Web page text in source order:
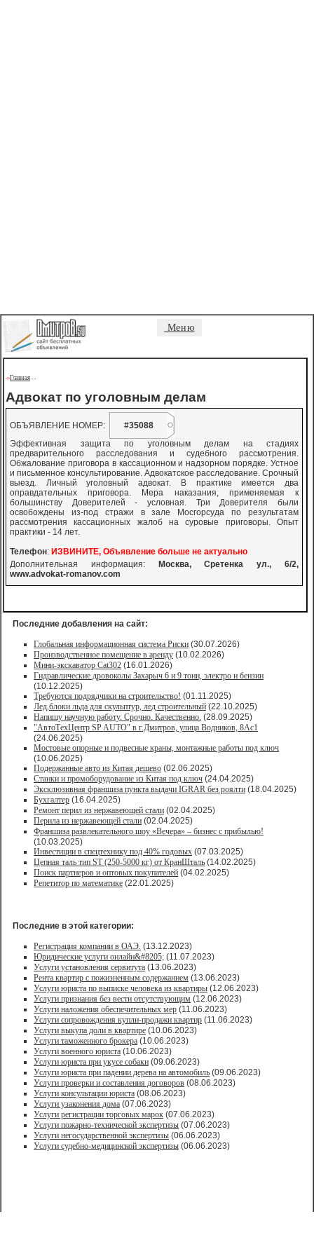
Меню
->Главная - -
Адвокат по уголовным делам
ОБЪЯВЛЕНИЕ НОМЕР:
#35088
Эффективная защита по уголовным делам на стадиях
предварительного расследования и судебного рассмотрения.
Обжалование приговора в кассационном и надзорном порядке. Устное
и письменное консультирование. Адвокатское расследование. Срочный
выезд. Личный уголовный адвокат. В практике имеется два
оправдательных приговора. Мера наказания, применяемая к
большинству Доверителей - условная. Три Доверителя были
освобождены из-под стражи в зале Мосгорсуда по результатам
рассмотрения кассационных жалоб на суровые приговоры. Опыт
практики - 14 лет.
Телефон: ИЗВИНИТЕ, Объявление больше не актуально
Дополнительная информация:
Москва, Сретенка ул., 6/2,
www.advokat-romanov.com
Последние добавления на сайт:
Глобальная информационная система Риски (30.07.2026)
Производственное помещение в аренду (10.02.2026)
Мини-экскаватор Cat302 (16.01.2026)
Гидравлические дровоколы Захарыч 6 и 9 тонн, электро и бензин
(10.12.2025)
Требуются подрядчики на строительство! (01.11.2025)
Лед,блоки льда для скульптур, лед строительный (22.10.2025)
Напишу научную работу. Срочно. Качественно. (28.09.2025)
"АвтоТехЦентр SP AUTO" в г.Дмитров, улица Водников, 8Ас1
(24.06.2025)
Мостовые опорные и подвесные краны, монтажные работы под ключ
(10.06.2025)
Подержанные авто из Китая дешево (02.06.2025)
Станки и промоборудование из Китая под ключ (24.04.2025)
Эксклюзивная франшиза пункта выдачи IGRAR без роялти (18.04.2025)
Бухгалтер (16.04.2025)
Ремонт перил из нержавеющей стали (02.04.2025)
Перила из нержавеющей стали (02.04.2025)
Франшиза развлекательного шоу «Вечера» – бизнес с прибылью!
(10.03.2025)
Инвестиции в спецтехнику под 40% годовых (07.03.2025)
Цепная таль тип ST (250-5000 кг) от КранШталь (14.02.2025)
Поиск партнеров и оптовых покупателей (04.02.2025)
Репетитор по математике (22.01.2025)
Последние в этой категории:
Регистрация компании в ОАЭ. (13.12.2023)
Юридические услуги онлайн&#8205; (11.07.2023)
Услуги установления сервитута (13.06.2023)
Рента квартир с пожизненным содержанием (13.06.2023)
Услуги юриста по выписке человека из квартиры (12.06.2023)
Услуги признания без вести отсутствующим (12.06.2023)
Услуги наложения обеспечительных мер (11.06.2023)
Услуги сопровождения купли-продажи квартир (11.06.2023)
Услуги выкупа доли в квартире (10.06.2023)
Услуги таможенного брокера (10.06.2023)
Услуги военного юриста (10.06.2023)
Услуги юриста при укусе собаки (09.06.2023)
Услуги юриста при падении дерева на автомобиль (09.06.2023)
Услуги проверки и составления договоров (08.06.2023)
Услуги консультации юриста (08.06.2023)
Услуги узаконения дома (07.06.2023)
Услуги регистрации торговых марок (07.06.2023)
Услуги пожарно-технической экспертизы (07.06.2023)
Услуги негосударственной экспертизы (06.06.2023)
Услуги судебно-медицинской экспертизы (06.06.2023)